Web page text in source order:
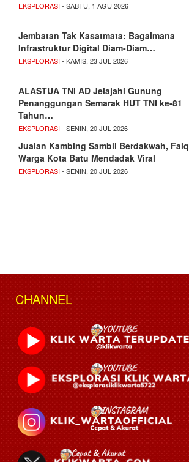
EKSPLORASI- SABTU, 1 AGU 2026
Jembatan Tak Kasatmata: Bagaimana
Infrastruktur Digital Diam-Diam…
EKSPLORASI- KAMIS, 23 JUL 2026
ALASTUA TNI AD Jelajahi Gunung
Penanggungan Semarak HUT TNI ke-81
Tahun…
EKSPLORASI- SENIN, 20 JUL 2026
Jualan Kambing Sambil Berdakwah, Faiq
Warga Kota Batu Mendadak Viral
EKSPLORASI- SENIN, 20 JUL 2026
CHANNEL